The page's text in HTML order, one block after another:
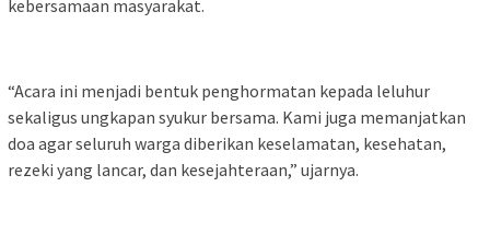
kebersamaan masyarakat.
“Acara ini menjadi bentuk penghormatan kepada leluhur
sekaligus ungkapan syukur bersama. Kami juga memanjatkan
doa agar seluruh warga diberikan keselamatan, kesehatan,
rezeki yang lancar, dan kesejahteraan,” ujarnya.